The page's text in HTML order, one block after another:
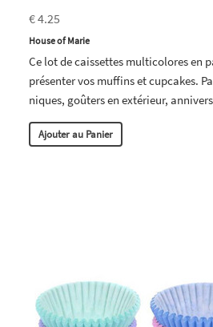
€ 4.25
House of Marie
Ce lot de caissettes multicolores en
présenter vos muffins et cupcakes.
niques, goûters en extérieur,
Ajouter au Panier